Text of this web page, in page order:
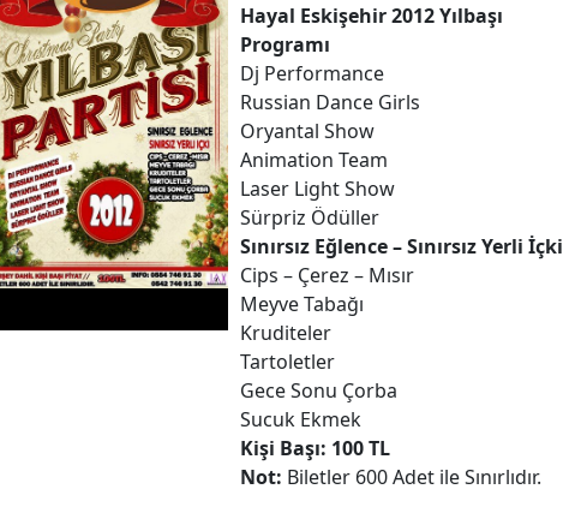
Hemen Arayın
Detaylı Bilgi Alın
Hayal Eskişehir 2012 Yılbaşı
Programı
Dj Performance
Russian Dance Girls
Oryantal Show
Animation Team
Laser Light Show
Sürpriz Ödüller
Sınırsız Eğlence – Sınırsız Yerli İçki
Cips – Çerez – Mısır
Meyve Tabağı
Kruditeler
Tartoletler
Gece Sonu Çorba
Sucuk Ekmek
Kişi Başı: 100 TL
Not: Biletler 600 Adet ile Sınırlıdır.